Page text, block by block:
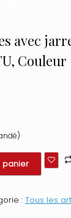
avec
Couleur
panier
: Tous les